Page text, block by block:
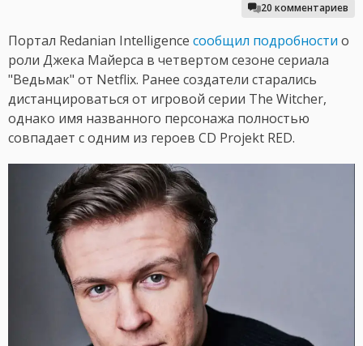
20 комментариев
Портал Redanian Intelligence сообщил подробности о
роли Джека Майерса в четвертом сезоне сериала
"Ведьмак" от Netflix. Ранее создатели старались
дистанцироваться от игровой серии The Witcher,
однако имя названного персонажа полностью
совпадает с одним из героев CD Projekt RED.